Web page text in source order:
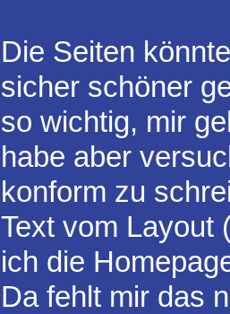
Die Seiten
sicher schöner
so wichtig, mir
habe aber
konform zu
Text vom Layout
ich die
Da fehlt mir das